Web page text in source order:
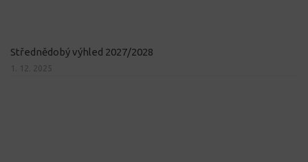
Střednědobý výhled 2027/2028
1. 12. 2025